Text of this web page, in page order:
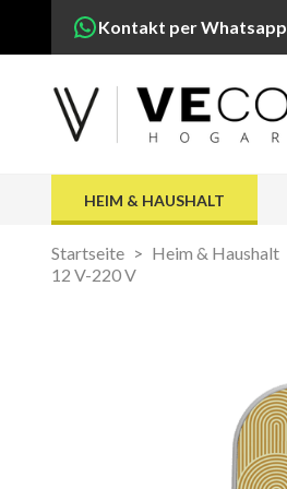
Kontakt per Whatsapp
HEIM & HAUSHALT
Startseite Heim & Haushalt
12 V-220 V